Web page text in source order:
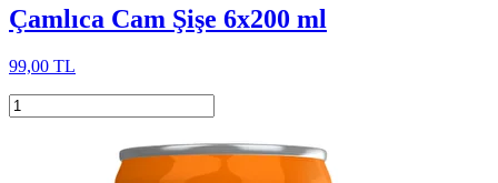
Çamlıca Cam Şişe 6x200 ml
99,00 TL